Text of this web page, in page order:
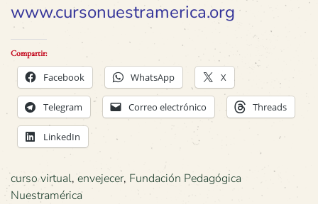
www.cursonuestramerica.org
Compartir:
Facebook WhatsApp X
Telegram Correo electrónico Threads
LinkedIn
curso virtual,envejecer, Fundación Pedagógica
Nuestramérica